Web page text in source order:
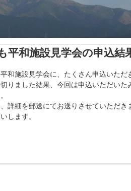
平和施設見学会の申込結
和施設見学会に、たくさん申込いただ
りました結果、今回は申込いただい
詳細を郵送にてお送りさせていただき
します。